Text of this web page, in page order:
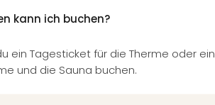
kann ich buchen?
ein Tagesticket für die Therme oder ein
und die Sauna buchen.